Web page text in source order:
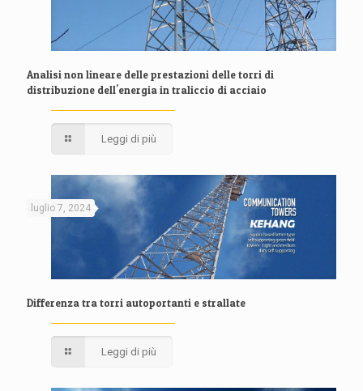
Analisi non lineare delle prestazioni delle torri di
distribuzione dell'energia in traliccio di acciaio
Leggi di più
luglio 7, 2024
Differenza tra torri autoportanti e strallate
Leggi di più